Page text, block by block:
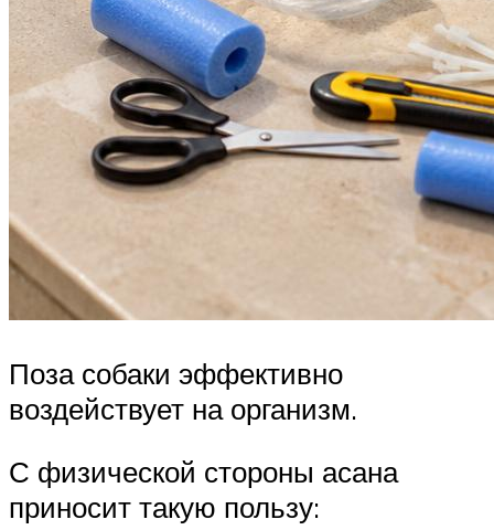
Поза собаки эффективно
воздействует на организм.
С физической стороны асана
приносит такую пользу: